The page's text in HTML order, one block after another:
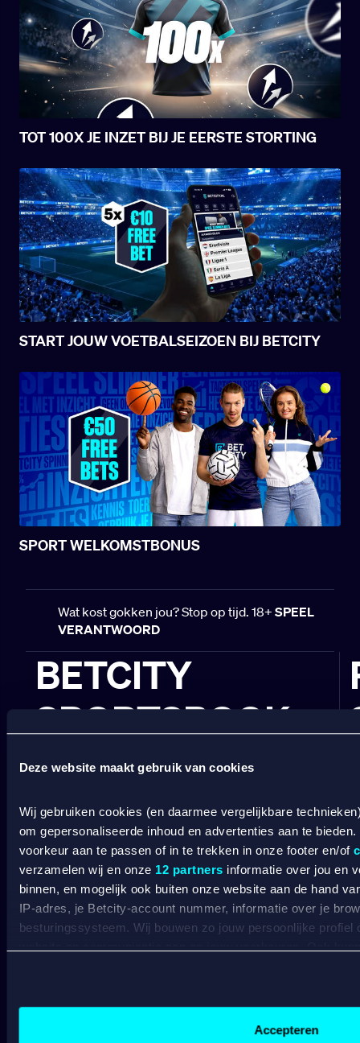
Deze website maakt gebruik van cookies
Wij gebruiken cookies (en daarmee vergelijkbare
om gepersonaliseerde inhoud en advertenties aan te
voorkeur aan te passen of in te trekken in onze footer en/of
verzamelen wij en onze 12 partners informatie over jou en
binnen, en mogelijk ook buiten onze website aan de hand
IP-adres, je Betcity-account nummer, informatie over je
besturingssysteem. Wij bouwen zo jouw persoonlijke profiel
Advertentie- en contentmeting, inzichten in het publiek
Accepteren
TOT 100X JE INZET BIJ JE EERSTE STORTING
START JOUW VOETBALSEIZOEN BIJ BETCITY
SPORT WELKOMSTBONUS
Wat kost gokken jou? Stop op tijd. 18+ SPEEL
VERANTWOORD
BETCITY
SPORTSBOOK
Wedden op voetbal
Wedden op Ajax
Wedden op PSV
Wedden op Feyenoord
CASINO
Online casino
Online gokken
Live casino
Gokkasten